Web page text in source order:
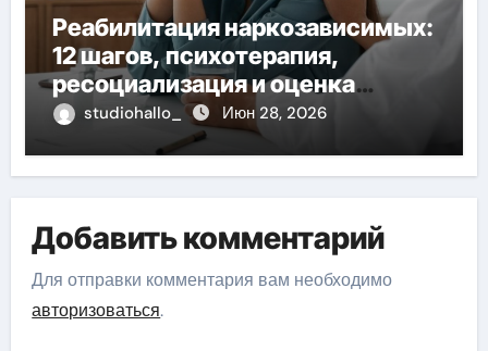
Реабилитация наркозависимых:
12 шагов, психотерапия,
ресоциализация и оценка
долгосрочных результатов при
анонимном лечении
studiohallo_ Июн 28, 2026
Добавить комментарий
Для отправки комментария вам необходимо
авторизоваться.